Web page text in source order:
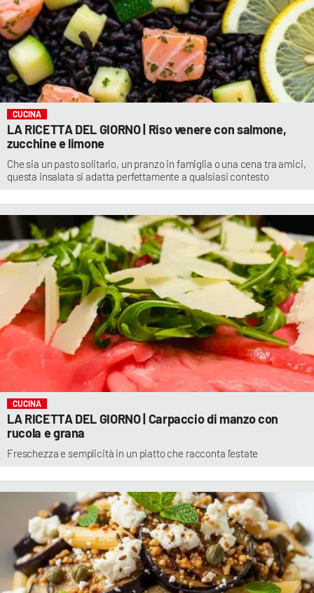
CUCINA
LA RICETTA DEL GIORNO | Riso venere con salmone,
zucchine e limone
Che sia un pasto solitario, un pranzo in famiglia o una cena tra amici,
questa insalata si adatta perfettamente a qualsiasi contesto
CUCINA
LA RICETTA DEL GIORNO | Carpaccio di manzo con
rucola e grana
Freschezza e semplicità in un piatto che racconta l’estate